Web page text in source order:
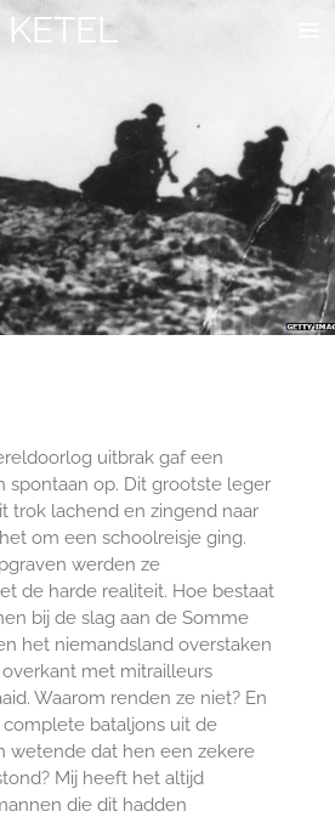
KETEL
uitbrak gaf een
spontaan op. Dit grootste leger
trok lachend en zingend naar
om een schoolreisje ging.
werden ze
de harde realiteit. Hoe bestaat
bij de slag aan de Somme
het niemandsland overstaken
met mitrailleurs
Waarom renden ze niet? En
bataljons uit de
wetende dat hen een zekere
Mij heeft het altijd
die dit hadden